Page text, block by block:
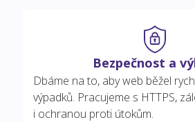
Bezpečnost a
Dbáme na to, aby web běžel
výpadků. Pracujeme s HTTPS,
i ochranou proti útokům.